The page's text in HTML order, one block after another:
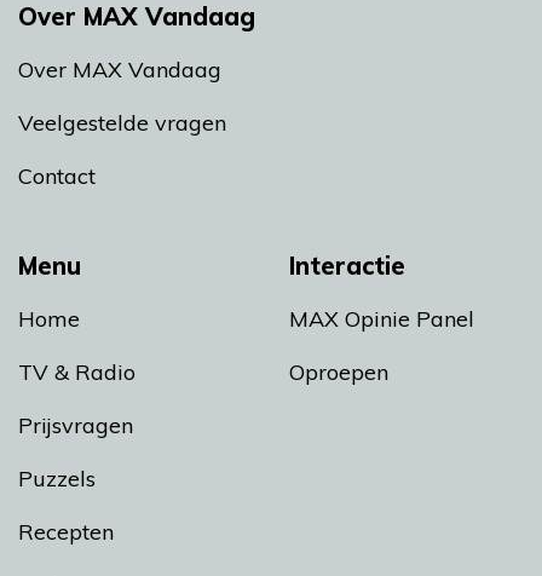
Menu
Home
TV & Radio
Prijsvragen
Puzzels
Recepten
Interactie
MAX Opinie Panel
Oproepen
Over MAX Vandaag
Over MAX Vandaag
Veelgestelde vragen
Contact